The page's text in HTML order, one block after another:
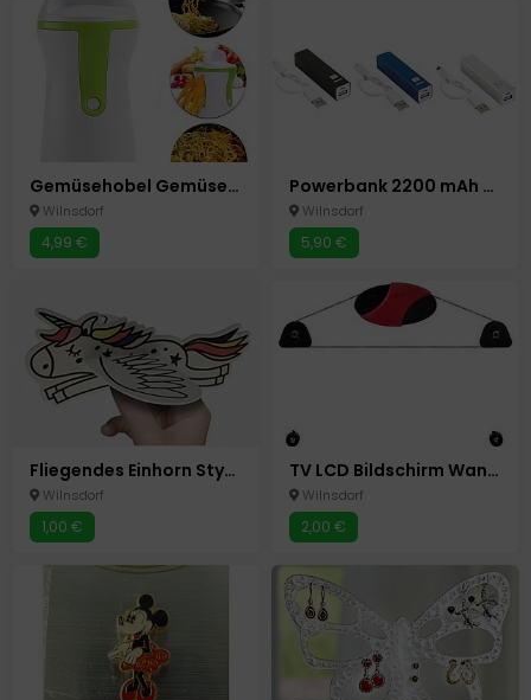
Gemüsehobel Gemüseschneider Spiralschneider Julienne Gemüsespaghetti Salat Schn
Wilnsdorf
4,99 €
Powerbank 2200 mAh 3 Farben mobiler Akku USB- Micro USB
Wilnsdorf
5,90 €
Fliegendes Einhorn Styropor Flieger
Wilnsdorf
1,00 €
TV LCD Bildschirm Wandhalterung Hama Ultraslim 23-46 Zoll o.58 -117 cm
Wilnsdorf
2,00 €